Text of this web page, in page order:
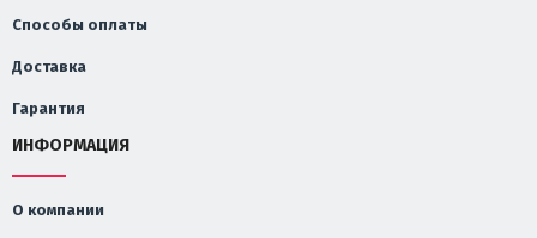
Способы оплаты
Доставка
Гарантия
ИНФОРМАЦИЯ
О компании